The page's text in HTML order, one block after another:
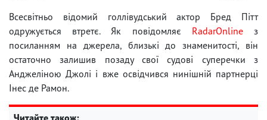
Всесвітньо відомий голлівудський актор Бред Пітт
одружується втретє. Як повідомляє RadarOnlineз
посиланням на джерела, близькі до знаменитості, він
остаточно залишив позаду свої судові суперечки з
Анджеліною Джолі і вже освідчився нинішній партнерці
Інес де Рамон.
Читайте також: